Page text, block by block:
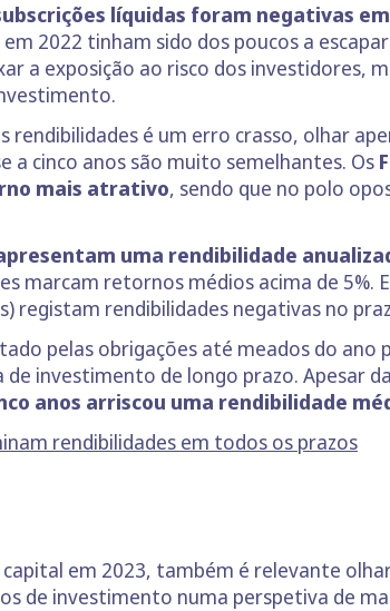
líquidas foram negativas
2022 tinham sido dos poucos a
a exposição ao risco dos investidores,
rendibilidades é um erro crasso, olhar
a cinco anos são muito semelhantes. Os
mais atrativo, sendo que no polo
uma rendibilidade
marcam retornos médios acima de 5%.
registam rendibilidades negativas no
pelas obrigações até meados do ano
investimento de longo prazo. Apesar
anos arriscou uma rendibilidade
rendibilidades em todos os prazos
em 2023, também é relevante
de investimento numa perspetiva de